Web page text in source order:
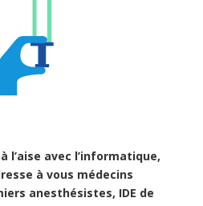
l’aise avec l’informatique,
à vous médecins
anesthésistes, IDE de